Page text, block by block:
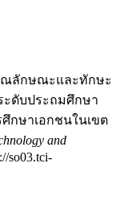
ณลักษณะและทักษะ
ะดับประถมศึกษา
กษาเอกชนในเขต
and
so03.tci-